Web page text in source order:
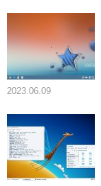
2023.06.09